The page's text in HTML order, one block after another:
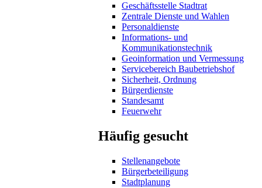
Geschäftsstelle Stadtrat
Zentrale Dienste und Wahlen
Personaldienste
Informations- und
Kommunikationstechnik
Geoinformation und Vermessung
Servicebereich Baubetriebshof
Sicherheit, Ordnung
Bürgerdienste
Standesamt
Feuerwehr
Häufig gesucht
Stellenangebote
Bürgerbeteiligung
Stadtplanung